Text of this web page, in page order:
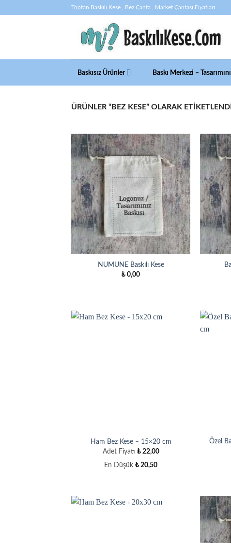
atla
Toptan Baskılı Kese , Bez Çanta , Market Çantası Fiyatları
Baskısız Ürünler Baskı Merkezi –
ÜRÜNLER “BEZ KESE” OLARAK ETIKETLENDI
NUMUNE Baskılı Kese
₺ 0,00
Ham Bez Kese – 15×20 cm
Adet Fiyatı ₺22,00
En Düşük₺ 20,50
Özel